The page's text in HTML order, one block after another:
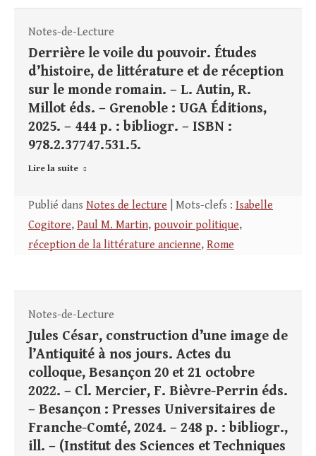
Notes-de-Lecture
Derrière le voile du pouvoir. Études
d’histoire, de littérature et de réception
sur le monde romain. – L. Autin, R.
Millot éds. – Grenoble : UGA Éditions,
2025. – 444 p. : bibliogr. – ISBN :
978.2.37747.531.5.
Lire la suite
Publié dans Notes de lecture | Mots-clefs : Isabelle
Cogitore, Paul M. Martin, pouvoir politique,
réception de la littérature ancienne, Rome
Notes-de-Lecture
Jules César, construction d’une image de
l’Antiquité à nos jours. Actes du
colloque, Besançon 20 et 21 octobre
2022. – Cl. Mercier, F. Bièvre-Perrin éds.
– Besançon : Presses Universitaires de
Franche-Comté, 2024. – 248 p. : bibliogr.,
ill. – (Institut des Sciences et Techniques